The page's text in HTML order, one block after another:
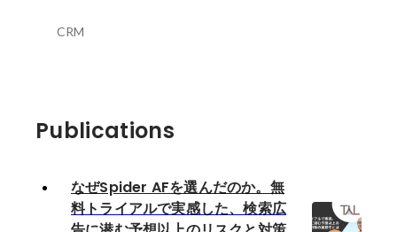
CRM
Publications
なぜSpider AFを選んだのか。無
料トライアルで実感した、検索広